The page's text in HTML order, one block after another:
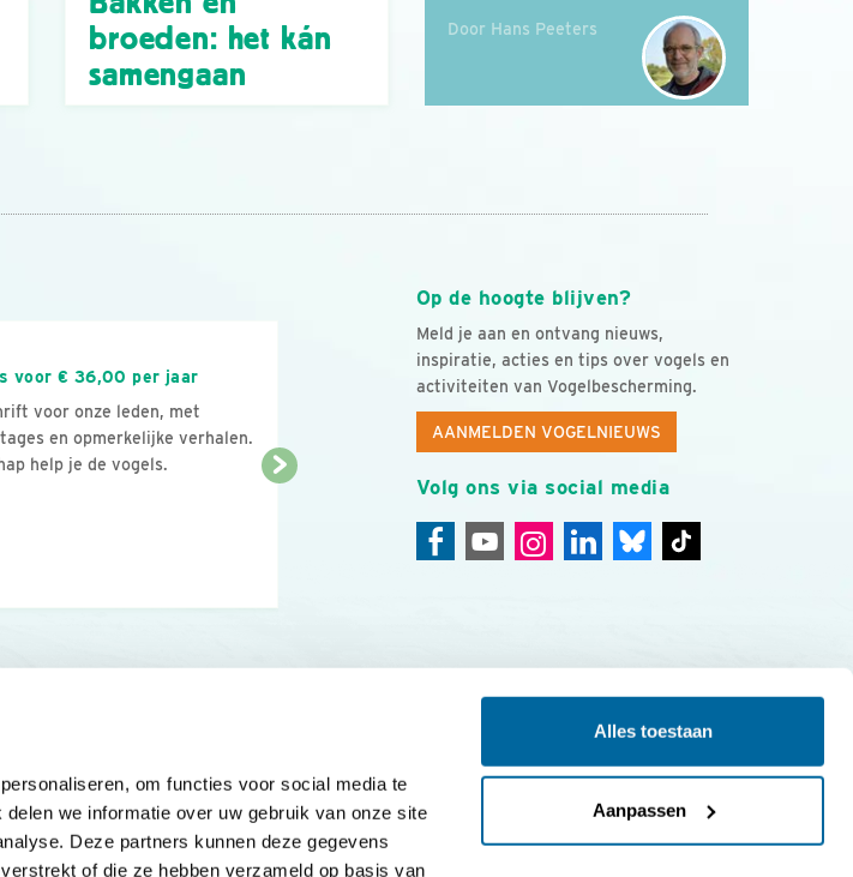
om functies voor social media te
we informatie over uw gebruik van onze site
Deze partners kunnen deze gegevens
of die ze hebben verzameld op basis van
Alles toestaan
Aanpassen
broeden: het kán
samengaan
Door Hans Peeters
Op de hoogte blijven?
Meld je aan en ontvang nieuws,
inspiratie, acties en tips over vogels en
activiteiten van Vogelbescherming.
AANMELDEN VOGELNIEUWS
Volg ons via social media
voor € 36,00 per jaar
voor onze leden, met
en opmerkelijke verhalen.
help je de vogels.